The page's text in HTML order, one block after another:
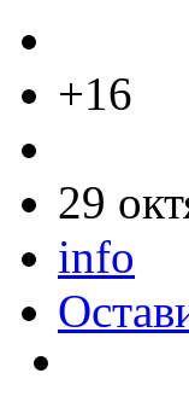
+16
29
info